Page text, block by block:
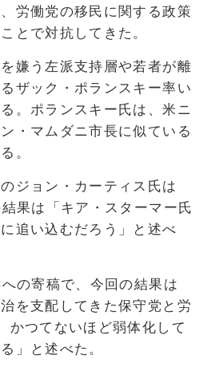
労働党の移民に関する政策
とで対抗してきた。
嫌う左派支持層や若者が離
ザック・ポランスキー率い
。ポランスキー氏は、米ニ
・マムダニ市長に似ている
。
ジョン・カーティス氏は
果は「キア・スターマー氏
追い込むだろう」と述べ
の寄稿で、今回の結果は
を支配してきた保守党と労
かつてないほど弱体化して
」と述べた。